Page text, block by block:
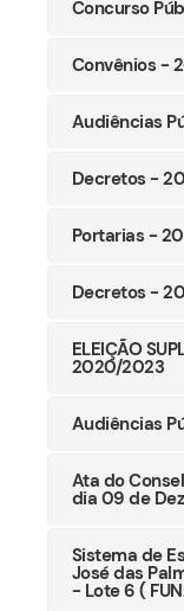
Concurso
Convênios -
Audiências
Decretos -
Portarias -
Decretos -
ELEIÇÃO
2020/2023
Audiências
Ata do
dia 09 de
Sistema de
José das
- Lote 6 (